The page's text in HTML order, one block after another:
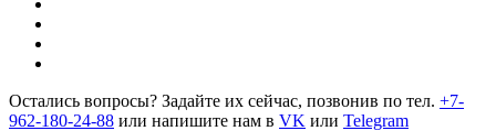
Остались вопросы? Задайте их сейчас, позвонив по тел. +7-
962-180-24-88 или напишите нам в VK или Telegram